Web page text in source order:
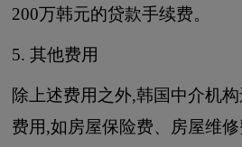
200万韩元的贷款手续费。
5. 其他费用
除上述费用之外,韩国中介机
费用,如房屋保险费、房屋维